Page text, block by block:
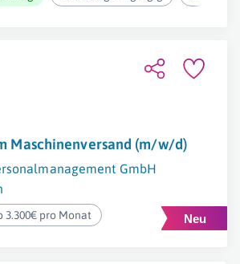
Maschinenversand (m/w/d)
GmbH
3.300€ pro Monat